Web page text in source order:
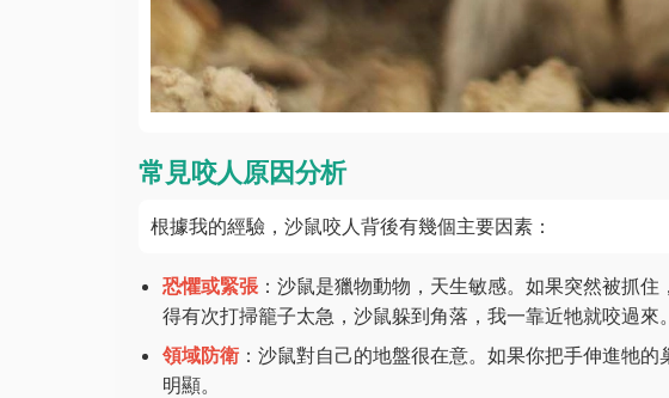
常見咬人原因分析
根據我的經驗，沙鼠咬人背後有幾個主要因素：
恐懼或緊張：沙鼠是獵物動物，天生敏感。如果突然被抓
得有次打掃籠子太急，沙鼠躲到角落，我一靠近牠就咬過來。
領域防衛 ：沙鼠對自己的地盤很在意。如果你把手伸進牠
明顯。